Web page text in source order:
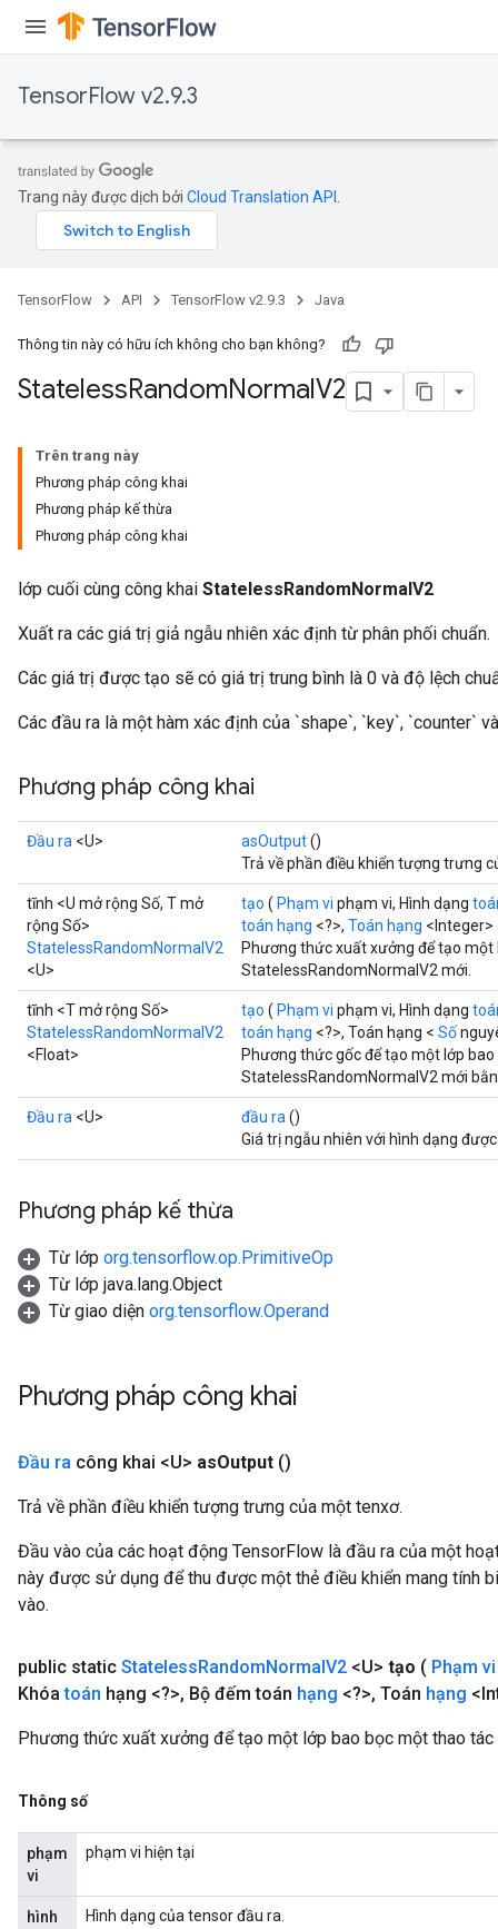
TensorFlow v2.9.3
Trang này được dịch bởi Cloud Translation API
TensorFlow API TensorFlow v2.9.3 Java
Thông tin này có hữu ích không cho bạn không?
StatelessRandomNormalV2
Trên trang này
Phương pháp công khai
Phương pháp kế thừa
Phương pháp công khai
lớp cuối cùng công khai StatelessRandomNormalV2
Xuất ra các giá trị giả ngẫu nhiên xác định từ phân phối chuẩn.
Các giá trị được tạo sẽ có giá trị trung bình là 0 và độ lệch
Các đầu ra là một hàm xác định của `shape`, `key`, `counter`
Phương pháp công khai
Đầu ra <U> asOutput()
Trả về phần điều khiển tượng trưng
tĩnh <U mở rộng Số, T mở
rộng Số>
StatelessRandomNormalV2
<U>
tạo ( Phạm vi phạm vi, Hình dạng
toán hạng <?>, Toán hạng <Integer>
Phương thức xuất xưởng để tạo
StatelessRandomNormalV2 mới.
tĩnh <T mở rộng Số>
StatelessRandomNormalV2
<Float>
tạo ( Phạm vi phạm vi, Hình dạng
toán hạng <?>, Toán hạng < Số
Phương thức gốc để tạo một lớp
StatelessRandomNormalV2 mới
Đầu ra <U> đầu ra ()
Giá trị ngẫu nhiên với hình dạng
Phương pháp kế thừa
Từ lớp org.tensorflow.op.PrimitiveOp
Từ lớp java.lang.Object
Từ giao diện org.tensorflow.Operand
Phương pháp công khai
Đầu ra công khai <U> asOutput ()
Trả về phần điều khiển tượng trưng của một tenxơ.
Đầu vào của các hoạt động TensorFlow là đầu ra của một
này được sử dụng để thu được một thẻ điều khiển mang tính
vào.
public static StatelessRandomNormalV2 <U> tạo ( Phạm
Khóatoán hạng <?>, Bộ đếm toán hạng <?>, Toán hạng
Phương thức xuất xưởng để tạo một lớp bao bọc một thao
Thông số
phạm
vi
phạm vi hiện tại
hình
Hình dạng của tensor đầu ra.